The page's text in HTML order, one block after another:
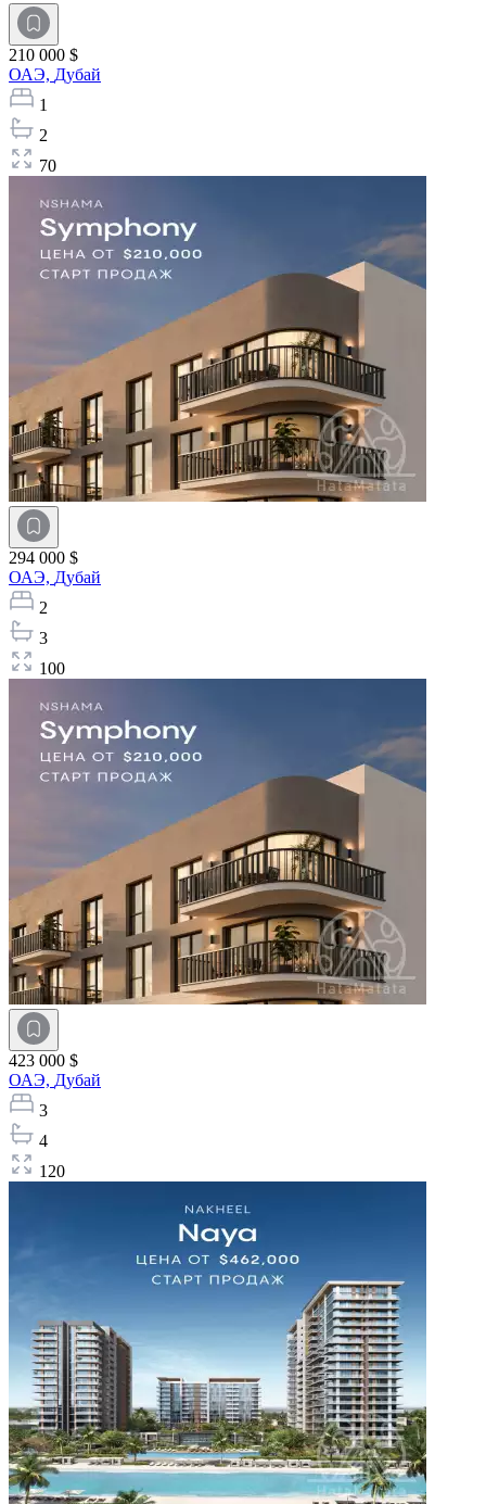
210 000 $
ОАЭ, Дубай
1
2
70
294 000 $
ОАЭ, Дубай
2
3
100
423 000 $
ОАЭ, Дубай
3
4
120